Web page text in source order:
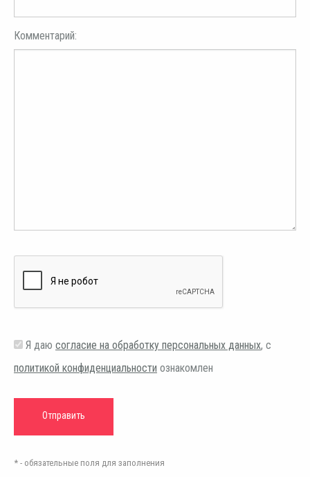
Комментарий:
Я даю согласие на обработку персональных данных, с
политикой конфиденциальности ознакомлен
* - обязательные поля для заполнения